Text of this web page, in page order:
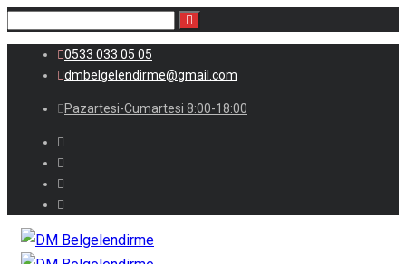
0533 033 05 05
dmbelgelendirme@gmail.com
Pazartesi-Cumartesi 8:00-18:00